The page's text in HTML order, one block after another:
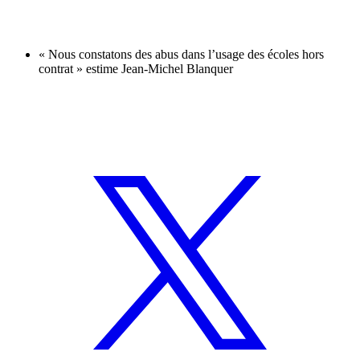
« Nous constatons des abus dans l’usage des écoles hors
contrat » estime Jean-Michel Blanquer